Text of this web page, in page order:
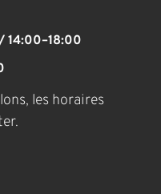
14:00–18:00
les horaires